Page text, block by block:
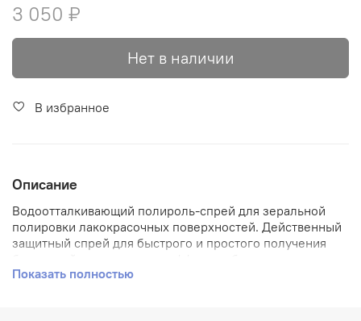
3 050 ₽
Нет в наличии
В избранное
Описание
Водоотталкивающий полироль-спрей для зеральной
полировки лакокрасочных поверхностей. Действенный
защитный спрей для быстрого и простого получения
Значительно освежает цвет краски, а его гелевые
Показать полностью